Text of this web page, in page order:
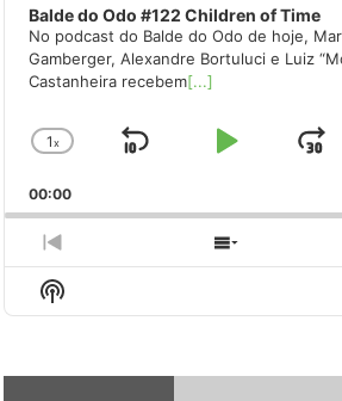
Balde do Odo #122 Children of Time
No podcast do Balde do Odo de hoje,
Gamberger, Alexandre Bortuluci e Luiz
Castanheira recebem[...]
Change
Rate
1x
Skip
Play
00:00
Previous
Episode
Show
Episodes
Show
Podcast